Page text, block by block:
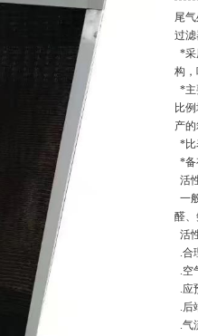
尾
过滤
*采
构
*主
比
产
*比
*备
活
一
醛
活
.合
.空
.应
.后
.气